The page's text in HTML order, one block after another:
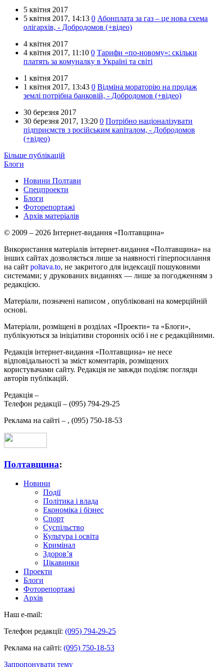
5 квітня 2017
5 квітня 2017, 14:13 0 Абонплата за газ – це нова схема
олігархів, - Добродомов (+відео)
4 квітня 2017
4 квітня 2017, 11:10 0 Тарифи «по-новому»: скільки
платять за комуналку в Україні та світі
1 квітня 2017
1 квітня 2017, 13:43 0 Відміна мораторію на продаж
землі потрібна банковій, - Добродомов (+відео)
30 березня 2017
30 березня 2017, 13:20 0 Потрібно націоналізувати
підприємств з російським капіталом, - Добродомов
(+відео)
Більше публікацій
Блоги
Новини Полтави
Спецпроекти
Блоги
Фоторепортажі
Архів матеріалів
© 2009 – 2026 Інтернет-видання «Полтавщина»
Використання матеріалів інтернет-видання «Полтавщина» на
інших сайтах дозволяється лише за наявності гіперпосилання
на сайт poltava.to, не закритого для індексації пошуковими
системами; у друкованих виданнях — лише за погодженням з
редакцією.
Матеріали, позначені написом , опубліковані на комерційній
основі.
Матеріали, розміщені в розділах «Проекти» та «Блоги»,
публікуються за ініціативи сторонніх осіб і не є редакційними.
Редакція інтернет-видання «Полтавщина» не несе
відповідальності за зміст коментарів, розміщених
користувачами сайту. Редакція не завжди поділяє погляди
авторів публікацій.
Редакція –
Телефон редакції – (095) 794-29-25
Реклама на сайті – , (095) 750-18-53
Полтавщина:
Новини
Події
Політика і влада
Економіка і бізнес
Спорт
Суспільство
Культура і освіта
Кримінал
Здоров’я
Цікавинки
Проекти
Блоги
Фоторепортажі
Архів
Наш e-mail:
Телефон редакції: (095) 794-29-25
Реклама на сайті: (095) 750-18-53
Запропонувати тему